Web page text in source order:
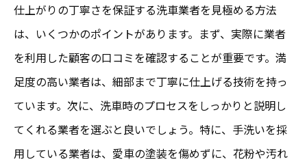
仕上がりの丁寧さを保証する洗車業者を見極める方法
は、いくつかのポイントがあります。まず、実際に業者
を利用した顧客の口コミを確認することが重要です。満
足度の高い業者は、細部まで丁寧に仕上げる技術を持っ
ています。次に、洗車時のプロセスをしっかりと説明し
てくれる業者を選ぶと良いでしょう。特に、手洗いを採
用している業者は、愛車の塗装を傷めずに、花粉や汚れ